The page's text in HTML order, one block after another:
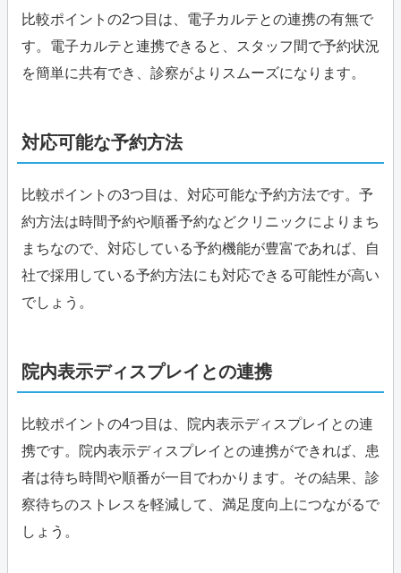
比較ポイントの2つ目は、電子カルテとの連携の有無で
す。電子カルテと連携できると、スタッフ間で予約状況
を簡単に共有でき、診察がよりスムーズになります。
対応可能な予約方法
比較ポイントの3つ目は、対応可能な予約方法です。予
約方法は時間予約や順番予約などクリニックによりまち
まちなので、対応している予約機能が豊富であれば、自
社で採用している予約方法にも対応できる可能性が高い
でしょう。
院内表示ディスプレイとの連携
比較ポイントの4つ目は、院内表示ディスプレイとの連
携です。院内表示ディスプレイとの連携ができれば、患
者は待ち時間や順番が一目でわかります。その結果、診
察待ちのストレスを軽減して、満足度向上につながるで
しょう。